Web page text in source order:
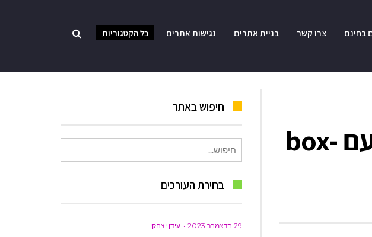
בחינם צרו קשר בניית אתרים נגישות אתרים כל הקטגוריות
מדריך css | מה כבר אפשר לעשות עם box-
חיפוש באתר
עבור:
בחירת העורכים
29 בדצמבר 2023 עידן יצחקי